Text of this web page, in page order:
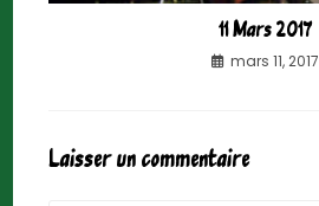
11 Mars 2017
mars 11, 2017
Laisser un commentaire